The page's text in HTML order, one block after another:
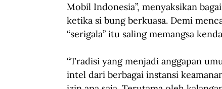
Mobil Indonesia”, menyaksikan
ketika si bung berkuasa. Demi
“serigala” itu saling memangsa
“Tradisi yang menjadi anggapan
intel dari berbagai instansi